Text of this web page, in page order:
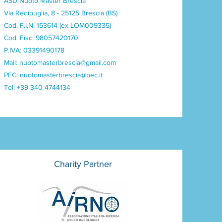
Via Redipuglia, 8 - 25125 Brescia (BS)
Cod. F.I.N. 153614 (ex LOM009335)
Cod. Fisc: 98057420170
P.IVA: 03391490178
Mail: nuotomasterbrescia@gmail.com
PEC: nuotomasterbrescia@pec.it
Tel: +39 340 4744134
Charity Partner